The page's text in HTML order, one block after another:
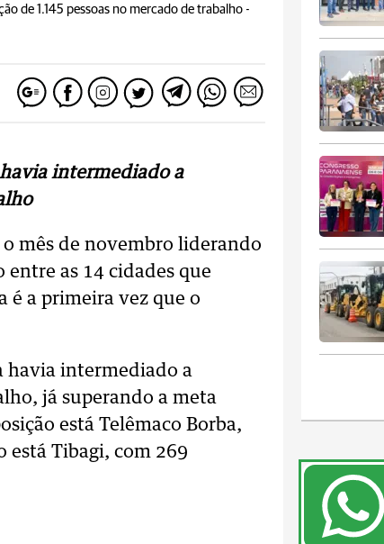
de 1.145 pessoas no mercado de trabalho -
intermediado a
mês de novembro liderando
as 14 cidades que
é a primeira vez que o
havia intermediado a
já superando a meta
está Telêmaco Borba,
está Tibagi, com 269